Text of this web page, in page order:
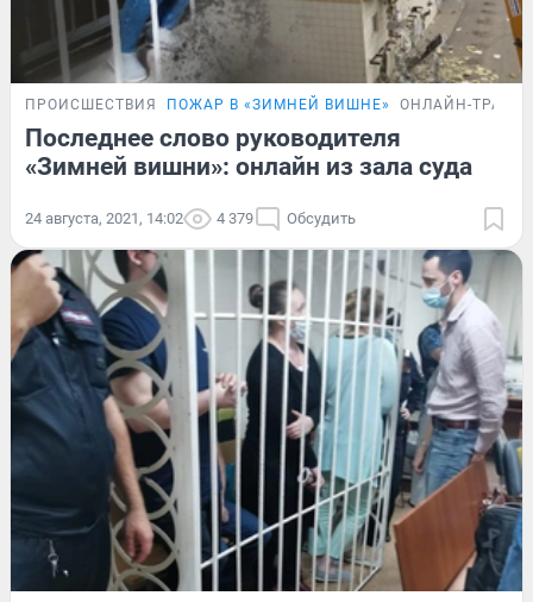
ПРОИСШЕСТВИЯ ПОЖАР В «ЗИМНЕЙ ВИШНЕ» ОНЛАЙН-
Последнее слово руководителя
«Зимней вишни»: онлайн из зала суда
24 августа, 2021, 14:02 4 379 Обсудить